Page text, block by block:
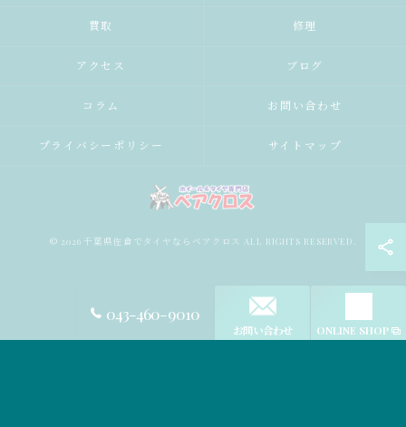
043-460-9010
お問い合わせ ONLINE SHOP
買取 修理
アクセス ブログ
コラム お問い合わせ
プライバシーポリシー サイトマップ
© 2026 千葉県佐倉でタイヤならベアクロス ALL RIGHTS RESERVED.